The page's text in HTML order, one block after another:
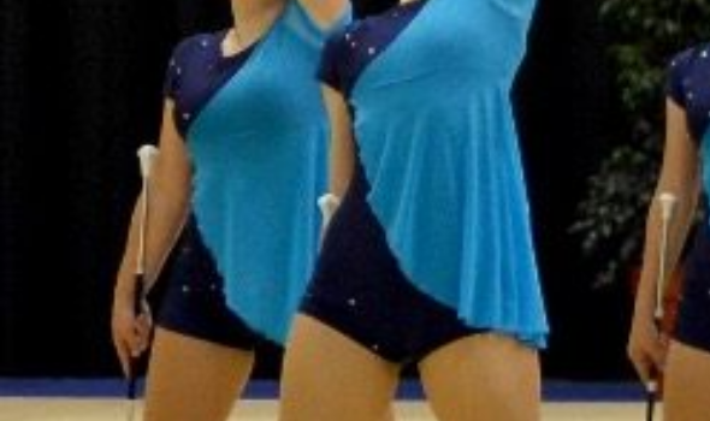
ZAALVERHUUR DE BOODSCHAP
HORECAMOGELIJKHEDEN
ONTMOETINGSPLEK DE BOODSCHAP
Activiteiten In De Boodschap
De Huiskamer
Huisgenoten
Exposities